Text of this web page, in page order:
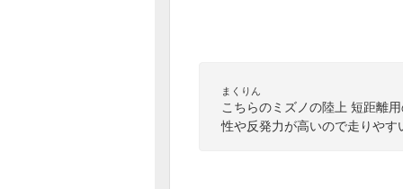
まくりん
こちらのミズノの陸上 短距離
性や反発力が高いので走りやす